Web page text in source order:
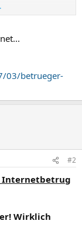
03/betrueger-
#2
Internetbetrug
Wirklich